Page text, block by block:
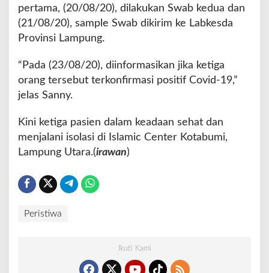
pertama, (20/08/20), dilakukan Swab kedua dan
(21/08/20), sample Swab dikirim ke Labkesda
Provinsi Lampung.
“Pada (23/08/20), diinformasikan jika ketiga
orang tersebut terkonfirmasi positif Covid-19,”
jelas Sanny.
Kini ketiga pasien dalam keadaan sehat dan
menjalani isolasi di Islamic Center Kotabumi,
Lampung Utara.(irawan)
Peristiwa
Ikuti Kami